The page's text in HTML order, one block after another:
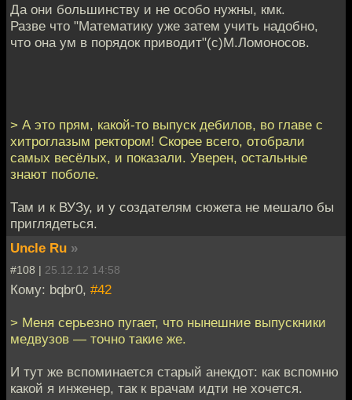
Да они большинству и не особо нужны, кмк.
Разве что "Математику уже затем учить надобно,
что она ум в порядок приводит"(с)М.Ломоносов.
> А это прям, какой-то выпуск дебилов, во главе с
хитроглазым ректором! Скорее всего, отобрали
самых весёлых, и показали. Уверен, остальные
знают поболе.
Там и к ВУЗу, и у создателям сюжета не мешало бы
приглядеться.
Uncle Ru »
#108 | 25.12.12 14:58
Кому: bqbr0, #42
> Меня серьезно пугает, что нынешние выпускники
медвузов — точно такие же.
И тут же вспоминается старый анекдот: как вспомню
какой я инженер, так к врачам идти не хочется.